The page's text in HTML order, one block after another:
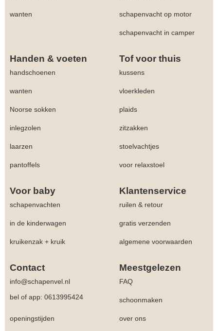
wanten schapenvacht op motor
schapenvacht in camper
Handen & voeten Tof voor thuis
handschoenen kussens
wanten vloerkleden
Noorse sokken plaids
inlegzolen zitzakken
laarzen stoelvachtjes
pantoffels voor relaxstoel
Voor baby Klantenservice
schapenvachten ruilen & retour
in de kinderwagen gratis verzenden
kruikenzak + kruik algemene voorwaarden
Contact Meestgelezen
info@schapenvel.nl
FAQ
bel of app: 0613995424
schoonmaken
openingstijden over ons